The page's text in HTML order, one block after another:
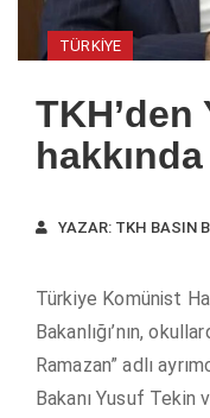
TÜRKIYE
YAZAR: TKH BASIN
Türkiye Komünist
Bakanlığı’nın,
Ramazan” adlı
Bakanı Yusuf Tekin